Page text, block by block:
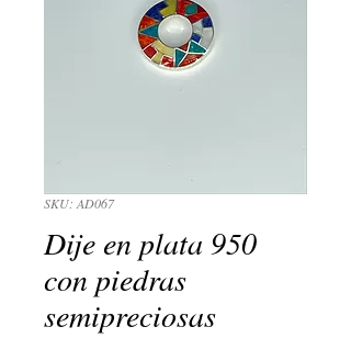
SKU: AD067
Dije en plata 950
con piedras
semipreciosas